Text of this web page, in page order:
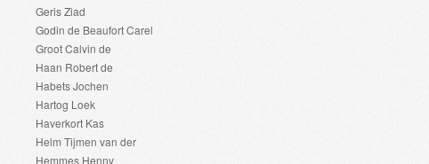
Geris Ziad
Godin de Beaufort Carel
Groot Calvin de
Haan Robert de
Habets Jochen
Hartog Loek
Haverkort Kas
Helm Tijmen van der
Hemmes Henny